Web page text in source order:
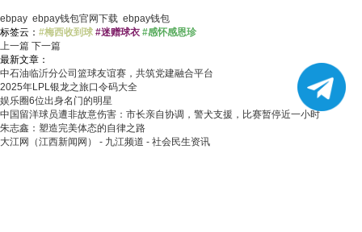
ebpay ebpay钱包官网下载 ebpay钱包
标签云： #梅西收到球 #迷赠球衣 #感怀感恩珍
上一篇 下一篇
最新文章：
中石油临沂分公司篮球友谊赛，共筑党建融合平台
2025年LPL银龙之旅口令码大全
娱乐圈6位出身名门的明星
中国留洋球员遭非故意伤害：市长亲自协调，警犬支援，比赛暂停近一小时
朱志鑫：塑造完美体态的自律之路
大江网（江西新闻网） - 九江频道 - 社会民生资讯